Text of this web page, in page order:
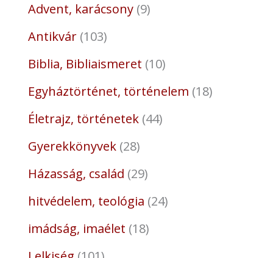
Advent, karácsony 9
Antikvár 103
Biblia, Bibliaismeret 10
Egyháztörténet, történelem 18
Életrajz, történetek 44
Gyerekkönyvek 28
Házasság, család 29
hitvédelem, teológia 24
imádság, imaélet 18